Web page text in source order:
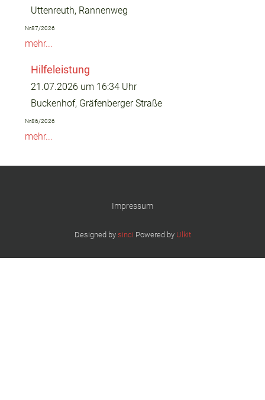
Uttenreuth, Rannenweg
Nr.87/2026
mehr...
Hilfeleistung
21.07.2026 um 16:34 Uhr
Buckenhof, Gräfenberger Straße
Nr.86/2026
mehr...
Impressum
Designed by sinci Powered by Ulkit